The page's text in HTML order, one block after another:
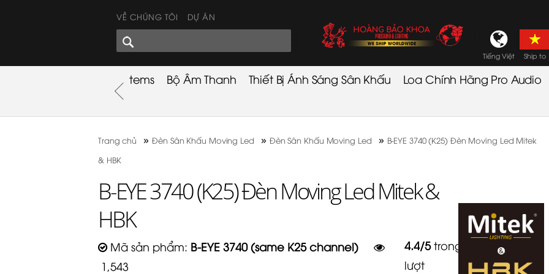
VỀ CHÚNG TÔI DỰ ÁN
GÓC CHIA SẺ Tiếng Việt Ship to
Used Items Bộ Âm Thanh Thiết Bị Ánh Sáng Sân Khấu Loa Chính Hãng Pro Audio
Trang chủ »Đèn Sân Khấu Moving Led » Đèn Sân Khấu Moving Led » B-EYE 3740 (K25) Đèn Moving Led Mitek
& HBK
B-EYE 3740 (K25) Đèn Moving Led Mitek &
HBK
Mã sản phẩm: B-EYE 3740 (same K25 channel)
1,543
4.4/5trong
lượt